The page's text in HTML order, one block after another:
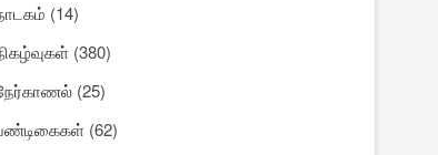
(14)
(380)
(25)
(62)